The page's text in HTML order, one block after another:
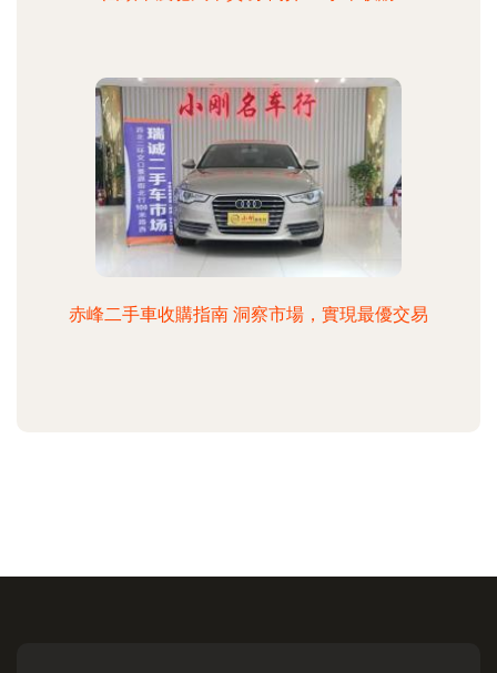
赤峰二手車收購指南 洞察市場，實現最優交易